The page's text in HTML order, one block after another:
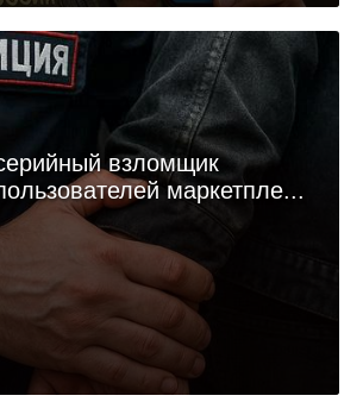
взломщик
маркетпле...